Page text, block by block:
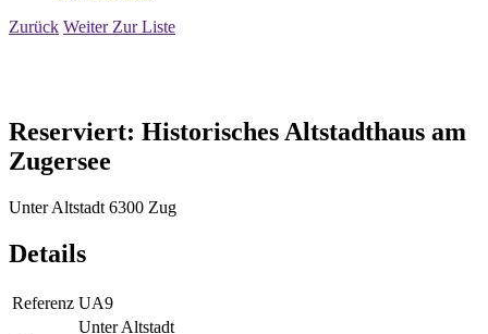
Zurück Weiter Zur Liste
Reserviert: Historisches Altstadthaus am
Zugersee
Unter Altstadt 6300 Zug
Details
Referenz UA9
Unter Altstadt